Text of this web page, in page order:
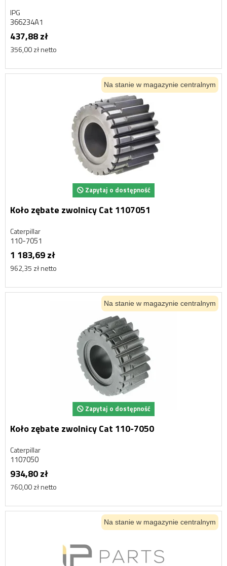
IPG
366234A1
437,88 zł
356,00 zł netto
Na stanie w magazynie centralnym
Zapytaj o dostępność
Koło zębate zwolnicy Cat 1107051
Caterpillar
110-7051
1 183,69 zł
962,35 zł netto
Na stanie w magazynie centralnym
Zapytaj o dostępność
Koło zębate zwolnicy Cat 110-7050
Caterpillar
1107050
934,80 zł
760,00 zł netto
Na stanie w magazynie centralnym